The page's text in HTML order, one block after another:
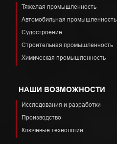
Тяжелая промышленность
Автомобильная промышленность
Судостроение
Строительная промышленность
Химическая промышленность
НАШИ ВОЗМОЖНОСТИ
Исследования и разработки
Производство
Ключевые технологии